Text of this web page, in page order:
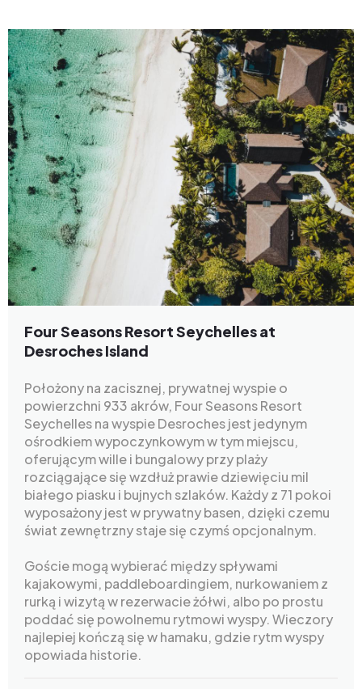
Four Seasons Resort Seychelles at
Desroches Island
Położony na zacisznej, prywatnej wyspie o
powierzchni 933 akrów, Four Seasons Resort
Seychelles na wyspie Desroches jest jedynym
ośrodkiem wypoczynkowym w tym miejscu,
oferującym wille i bungalowy przy plaży
rozciągające się wzdłuż prawie dziewięciu mil
białego piasku i bujnych szlaków. Każdy z 71 pokoi
wyposażony jest w prywatny basen, dzięki czemu
świat zewnętrzny staje się czymś opcjonalnym.
Goście mogą wybierać między spływami
kajakowymi, paddleboardingiem, nurkowaniem z
rurką i wizytą w rezerwacie żółwi, albo po prostu
poddać się powolnemu rytmowi wyspy. Wieczory
najlepiej kończą się w hamaku, gdzie rytm wyspy
opowiada historie.